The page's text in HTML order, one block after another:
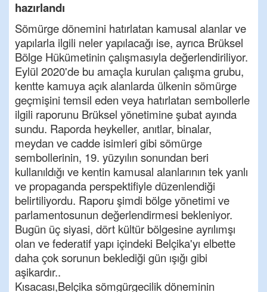
hazırlandı
Sömürge dönemini hatırlatan kamusal alanlar ve
yapılarla ilgili neler yapılacağı ise, ayrıca Brüksel
Bölge Hükümetinin çalışmasıyla değerlendiriliyor.
Eylül 2020'de bu amaçla kurulan çalışma grubu,
kentte kamuya açık alanlarda ülkenin sömürge
geçmişini temsil eden veya hatırlatan sembollerle
ilgili raporunu Brüksel yönetimine şubat ayında
sundu. Raporda heykeller, anıtlar, binalar,
meydan ve cadde isimleri gibi sömürge
sembollerinin, 19. yüzyılın sonundan beri
kullanıldığı ve kentin kamusal alanlarının tek yanlı
ve propaganda perspektifiyle düzenlendiği
belirtiliyordu. Raporu şimdi bölge yönetimi ve
parlamentosunun değerlendirmesi bekleniyor.
Bugün üç siyasi, dört kültür bölgesine ayrılımşı
olan ve federatif yapı içindeki Belçika'yı elbette
daha çok sorunun beklediği gün ışığı gibi
aşikardır..
Kısacası,Belçika sömgürgecilik döneminin